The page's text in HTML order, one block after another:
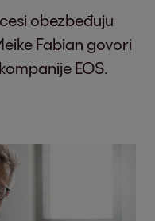
obezbeđuju
Fabian govori
EOS.